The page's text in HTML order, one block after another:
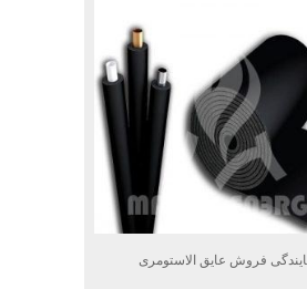
فروش عایق الاستومری